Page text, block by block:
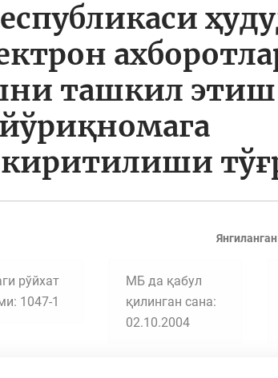
ташкил этиш
рўйхат
1047-1
МБ да қабул
қилинган сана:
02.10.2004